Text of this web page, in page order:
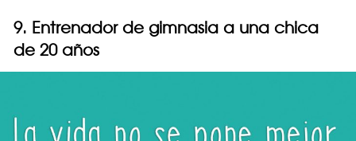
9. Entrenador de gimnasia a una chica
de 20 años